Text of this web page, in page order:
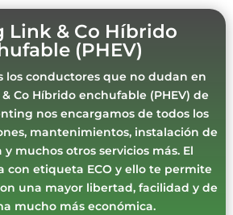
Link & Co Híbrido
(PHEV)
los conductores que no dudan en
Co Híbrido enchufable (PHEV) de
nos encargamos de todos los
mantenimientos, instalación de
muchos otros servicios más. El
con etiqueta ECO y ello te permite
una mayor libertad, facilidad y de
mucho más económica.